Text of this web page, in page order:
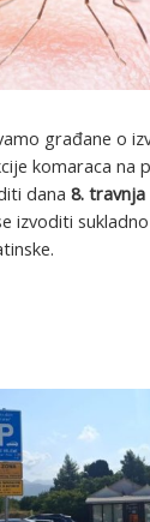
građane o
komaraca na
dana 8. travnja
izvoditi